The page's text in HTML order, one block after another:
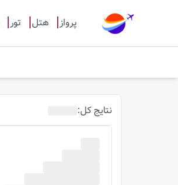
پرواز هتل تور
نتایج کل: